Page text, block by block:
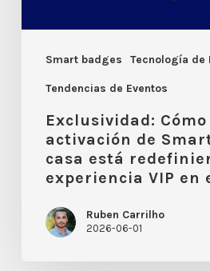
Smart badges Tecnología de
Tendencias de Eventos
casa
está
redefiniendo
experiencia
eventos
Exclusividad: Cómo
activación de
casa está
experiencia VIP en
Ruben Carrilho
2026-06-01